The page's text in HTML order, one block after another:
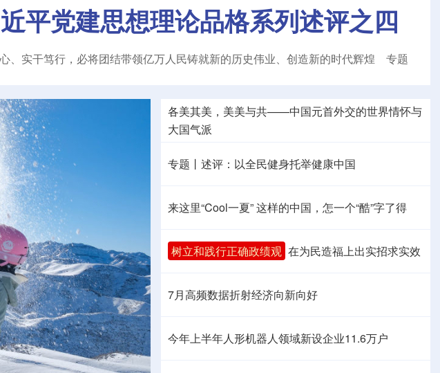
党建思想理论品格系列述评之四
实干笃行，必将团结带领亿万人民铸就新的历史伟业、创造新的时代辉煌 专题
各美其美，美美与共——中国元首外交的世界情怀与
大国气派
专题丨 述评：以全民健身托举健康中国
来这里“Cool一夏”这样的中国，怎一个“酷”字了得
树立和践行正确政绩观 在为民造福上出实招求实效
7月高频数据折射经济向新向好
今年上半年人形机器人领域新设企业11.6万户